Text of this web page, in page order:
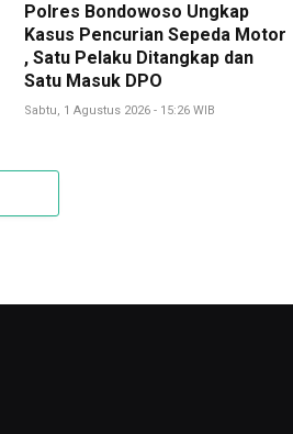
Polres Bondowoso Ungkap
Kasus Pencurian Sepeda Motor
, Satu Pelaku Ditangkap dan
Satu Masuk DPO
Sabtu, 1 Agustus 2026 - 15:26 WIB